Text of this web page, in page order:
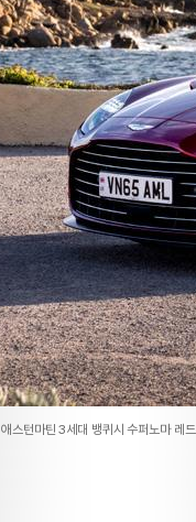
애스턴마틴 3세대 뱅퀴시 수퍼노마 레드.